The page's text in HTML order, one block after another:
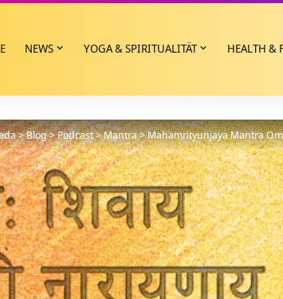
NEWS YOGA & SPIRITUALITÄT HEALTH &
>Blog>Podcast>Mantra>Mahamrityunjaya Mantra